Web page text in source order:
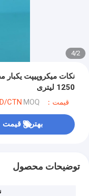
2
/
4
نکات میکروپیپت
1250 لیتری
قیمت：150USD/CTN MOQ：مذاکره
بهترین قیمت
توضیحات محصول